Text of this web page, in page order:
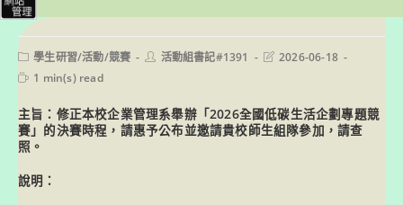
Post
category:
學生研習/活動/競賽
Post活動組書記#1391
Post2026-06-18
Reading
1 min(s) read
主旨：修正本校企業管理系舉辦「2026全國低碳生活企劃專題競
賽」的決賽時程，請惠予公布並邀請貴校師生組隊參加，請查
照。
說明：